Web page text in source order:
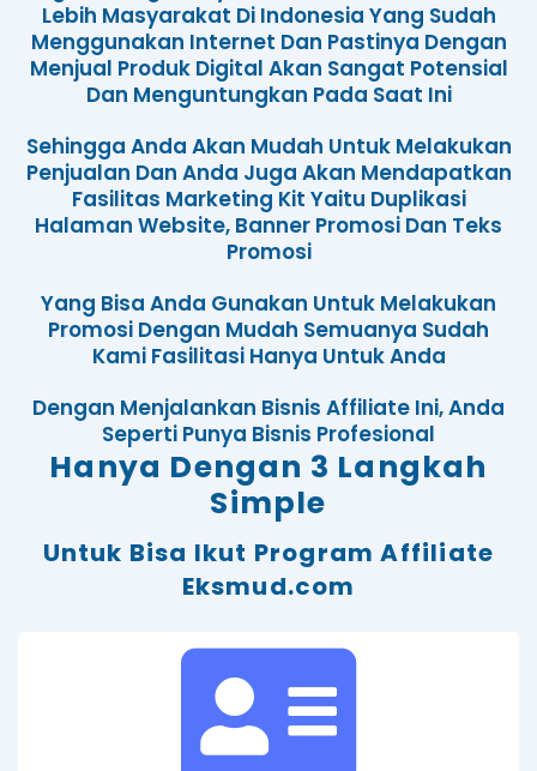
Lebih Masyarakat Di Indonesia Yang Sudah
Menggunakan Internet Dan Pastinya Dengan
Menjual Produk Digital Akan Sangat Potensial
Dan Menguntungkan Pada Saat Ini
Sehingga Anda Akan Mudah Untuk Melakukan
Penjualan Dan Anda Juga Akan Mendapatkan
Fasilitas Marketing Kit Yaitu Duplikasi
Halaman Website, Banner Promosi Dan Teks
Promosi
Yang Bisa Anda Gunakan Untuk Melakukan
Promosi Dengan Mudah Semuanya Sudah
Kami Fasilitasi Hanya Untuk Anda
Dengan Menjalankan Bisnis Affiliate Ini, Anda
Seperti Punya Bisnis Profesional
Hanya Dengan 3 Langkah
Simple
Untuk Bisa Ikut Program Affiliate
Eksmud.com